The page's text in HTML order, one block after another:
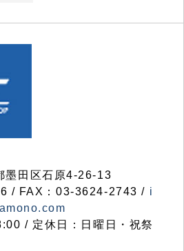
田区石原4-26-13
/ FAX：03-3624-2743 / i
/ 定休日：日曜日・祝祭